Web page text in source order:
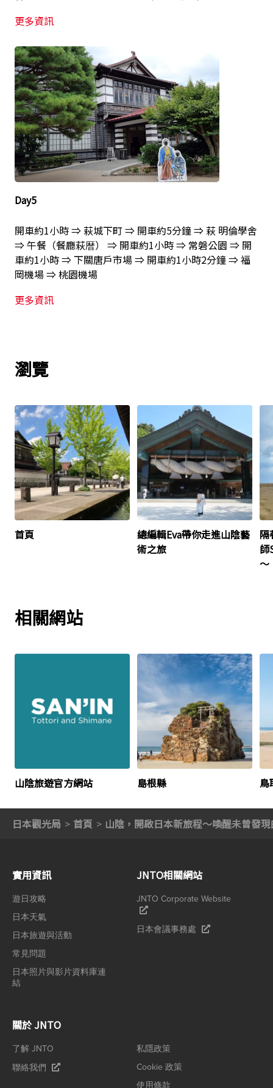
更多資訊
Day5
開車約1小時 ⇒ 萩城下町 ⇒ 開車約5分鐘 ⇒ 萩 明倫學舍
⇒ 午餐（餐廳萩暦） ⇒ 開車約1小時 ⇒ 常磐公園 ⇒ 開
車約1小時 ⇒ 下關唐戶市場 ⇒ 開車約1小時2分鐘 ⇒ 福
岡機場 ⇒ 桃園機場
更多資訊
瀏覽
首頁
總編輯Eva帶你走進山陰藝
術之旅
隔
師
～
相關網站​
山陰旅遊官方網站 島根縣 鳥
日本觀光局 首頁 山陰，開啟日本新旅程～喚醒未曾發
實用資訊
遊日攻略
日本天氣
日本旅遊與活動
常見問題
日本照片與影片資料庫連
結
JNTO相關網站
JNTO Corporate Website
日本會議事務處
關於 JNTO
了解 JNTO
聯絡我們
私隱政策
Cookie 政策
使用條款